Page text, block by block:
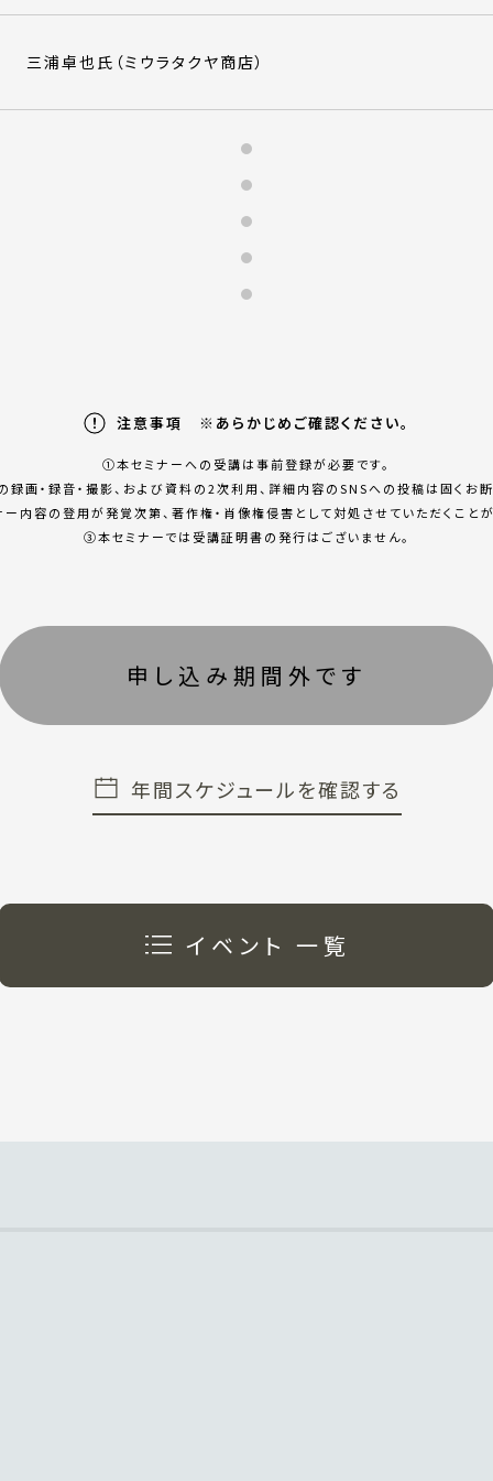
三浦卓也氏（ミウラタクヤ商店）
注意事項 ※あらかじめご確認ください。
①本セミナーへの受講は事前登録が必要です。
画・録⾳・撮影、および資料の2次利⽤、詳細内容のSNSへの投稿は固くお断
ー内容の登⽤が発覚次第、著作権・肖像権侵害として対処させていただくことが
③本セミナーでは受講証明書の発⾏はございません。
年間スケジュールを確認する
イベント 一覧